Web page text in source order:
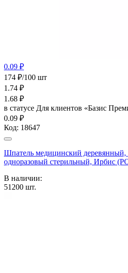
0.09 ₽
174 ₽/100 шт
1.74 ₽
1.68 ₽
в статусе Для клиентов «Базис
0.09 ₽
Код: 18647
Шпатель медицинский
одноразовый стерильный, Ирбис
В наличии:
51200 шт.